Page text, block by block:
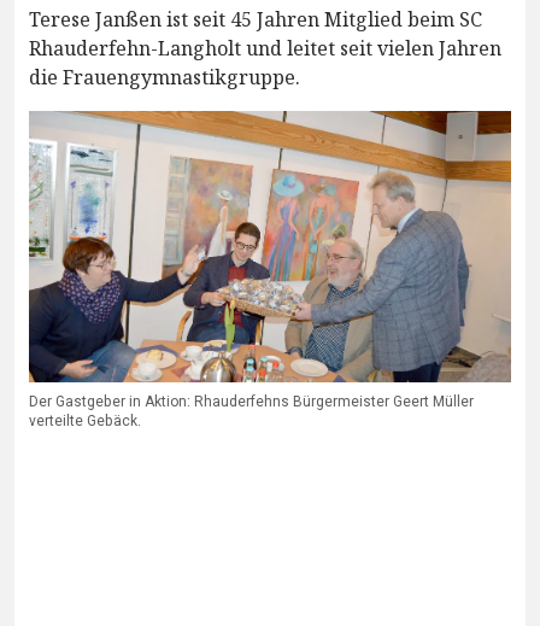
Terese Janßen ist seit 45 Jahren Mitglied beim SC
Rhauderfehn-Langholt und leitet seit vielen Jahren
die Frauengymnastikgruppe.
Der Gastgeber in Aktion: Rhauderfehns Bürgermeister Geert Müller
verteilte Gebäck.